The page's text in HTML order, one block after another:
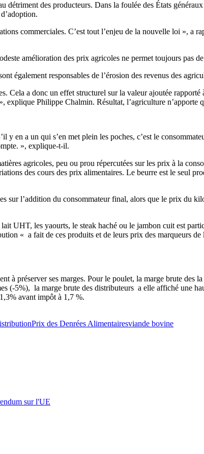
détriment des producteurs. Dans la foulée des États
commerciales. C’est tout l’enjeu de la nouvelle loi », a
amélioration des prix agricoles ne permet toujours pas
également responsables de l’érosion des revenus des
Cela a donc un effet structurel sur la valeur ajoutée
explique Philippe Chalmin. Résultat, l’agriculture n’apporte
en a un qui s’en met plein les poches, c’est le
», explique-t-il.
agricoles, peu ou prou répercutées sur les prix à la
des cours des prix alimentaires. Le beurre est le seul
sur l’addition du consommateur final, alors que le prix du
UHT, les yaourts, le steak haché ou le jambon cuit est
« a fait de ces produits et de leurs prix des marqueurs
à préserver ses marges. Pour le poulet, la marge brute des
(-5%), la marge brute des distributeurs a elle affiché une
avant impôt à 1,7 %.
Prix des Denrées Alimentairesviande bovine
sur l'UE